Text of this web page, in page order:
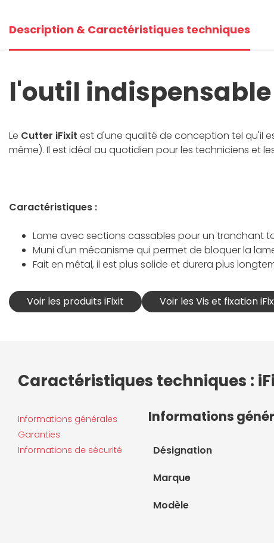
Description & Caractéristiques techniques
l'outil indispensable
Le Cutter iFixit est d'une qualité de conception tel qu'il
même). Il est idéal au quotidien pour les techniciens et
Caractéristiques :
Lame avec sections cassables pour un tranchant
Muni d'un mécanisme qui permet de bloquer la
Fait en métal, il est plus solide et durera plus
Voir les produits iFixit Voir les Vis et fixation
Caractéristiques techniques :
Informations générales
Garanties
Informations de sécurité
Informations
Désignation
Marque
Modèle